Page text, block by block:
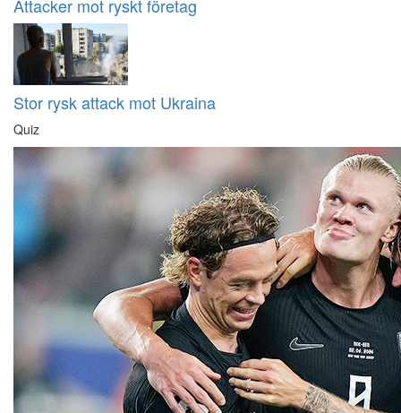
Attacker mot ryskt företag
Stor rysk attack mot Ukraina
Quiz